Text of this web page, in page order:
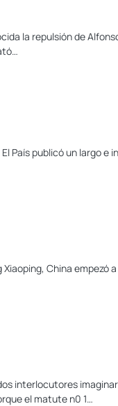
la repulsión de
País publicó un largo
Xiaoping, China
interlocutores
el matute n0 1…